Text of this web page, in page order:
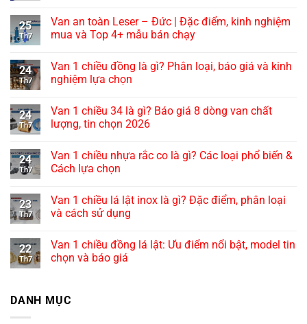
25
Th7
Van an toàn Leser – Đức | Đặc điểm, kinh nghiệm
mua và Top 4+ mẫu bán chạy
24
Th7
Van 1 chiều đồng là gì? Phân loại, báo giá và kinh
nghiệm lựa chọn
24
Th7
Van 1 chiều 34 là gì? Báo giá 8 dòng van chất
lượng, tin chọn 2026
24
Th7
Van 1 chiều nhựa rắc co là gì? Các loại phổ biến &
Cách lựa chọn
23
Th7
Van 1 chiều lá lật inox là gì? Đặc điểm, phân loại
và cách sử dụng
22
Th7
Van 1 chiều đồng lá lật: Ưu điểm nổi bật, model tin
chọn và báo giá
DANH MỤC